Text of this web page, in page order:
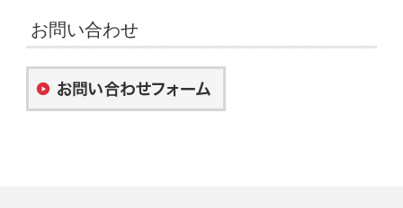
お問い合わせ